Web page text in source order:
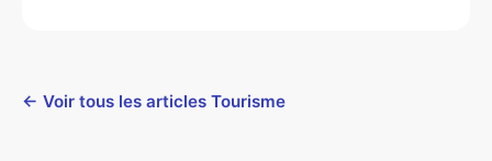
← Voir tous les articles Tourisme